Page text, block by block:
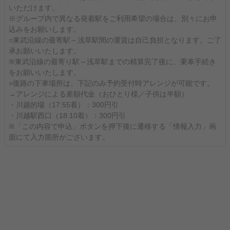
いただけます。
※グループ内で異なる発着駅をご利用希望の場合は、別々にお申
込みをお願いします。
○東武沿線の最寄駅～浅草駅間の運賃は自己負担となります。ご了
承お願いいたします。
※東武沿線の最寄り駅～浅草駅までの精算完了後に、乗車手続き
をお願いいたします。
○復路の下車場所は、下記のみ予約受付時アレンジが可能です。
→アレンジによる差額代金（おひとり様／子供は半額）
・川越的場（17:55着）：300円引
・川越駅西口（18:10着）：300円引
※「この内容で申込」ボタンを押下後に遷移する「情報入力」画
面にて入力箇所がございます。